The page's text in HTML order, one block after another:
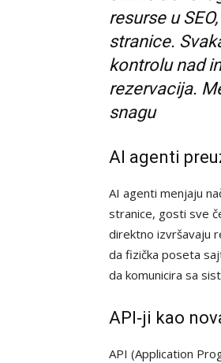
resurse u
stranice.
kontrolu nad
rezervacija.
snagu
AI agenti
AI agenti menjaju
stranice, gosti sve
direktno izvršavaju
da fizička poseta
da komunicira sa
API‑ji kao
API (Application